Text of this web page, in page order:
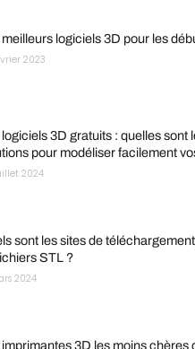
meilleurs logiciels 3D pour les
2023
logiciels 3D gratuits : quelles sont
pour modéliser facilement
2024
sont les sites de
STL ?
2024
imprimantes 3D les moins chères